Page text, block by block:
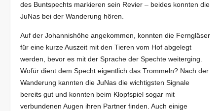
des Buntspechts markieren sein Revier – beides konnten die
JuNas bei der Wanderung hören.
Auf der Johannishöhe angekommen, konnten die Ferngläser
für eine kurze Auszeit mit den Tieren vom Hof abgelegt
werden, bevor es mit der Sprache der Spechte weiterging.
Wofür dient dem Specht eigentlich das Trommeln? Nach der
Wanderung kannten die JuNas die wichtigsten Signale
bereits gut und konnten beim Klopfspiel sogar mit
verbundenen Augen ihren Partner finden. Auch einige